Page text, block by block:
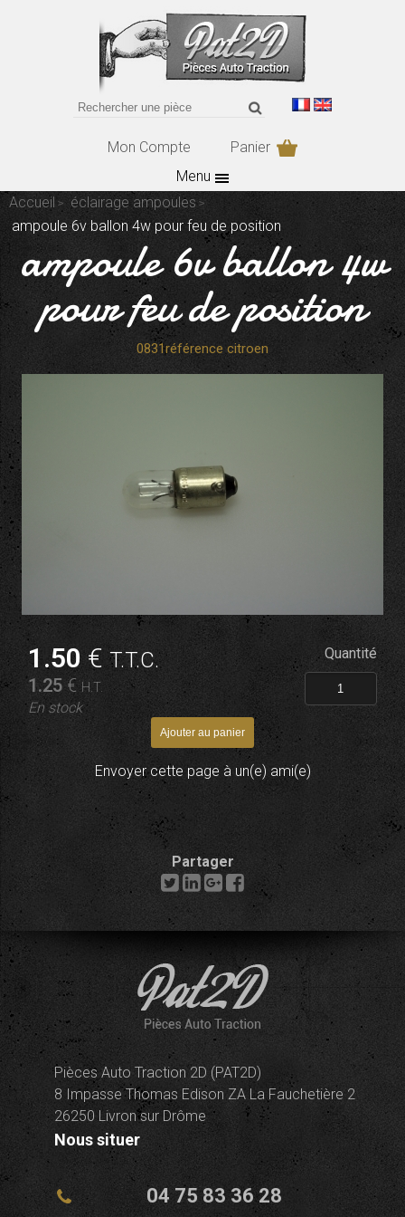
Mon Compte
Panier
Menu
Accueil
éclairage ampoules
ampoule 6v ballon 4w pour feu de position
ampoule 6v ballon 4w
pour feu de position
0831référence citroen
1 .50 €T.T.C.
1.25 € H.T.
En stock
Quantité
Envoyer cette page à un(e) ami(e)
Partager
Pièces Auto Traction 2D (PAT2D)
8 Impasse Thomas Edison ZA La Fauchetière 2
26250 Livron sur Drôme
Nous situer
04 75 83 36 28